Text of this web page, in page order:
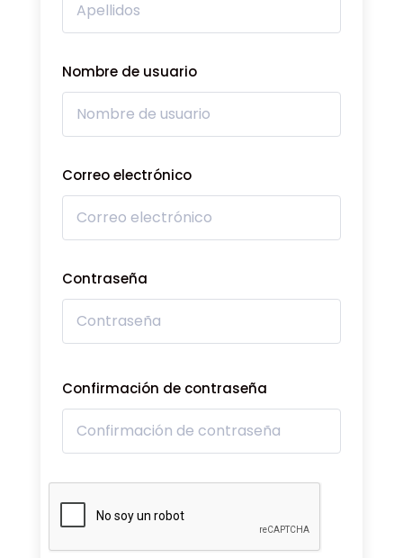
Nombre de usuario
Correo electrónico
Contraseña
Confirmación de contraseña